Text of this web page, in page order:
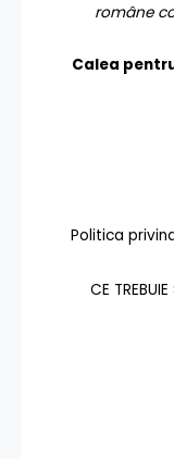
române
Calea
Politica
CE